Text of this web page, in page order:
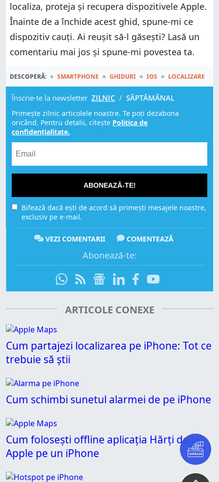
localiza, proteja și recupera dispozitivele Apple.
Înainte de a închide acest ghid, spune-mi ce
dispozitiv cauți. Ai reușit să-l găsești? Lasă un
comentariu mai jos și spune-mi povestea ta.
DESCOPERĂ: SMARTPHONE GHIDURI IOS LOCALIZARE
Înscrie-te la newsletter ZILNIC / SĂPTĂMÂNAL
Primește zilnic articolele noastre. Te poți dezabona
oricând. Pentru detalii, citește Politica de
confidențialitate.
ABONEAZĂ-TE!
Bifează dacă ești de acord să primești mesajele noastre,
exclusiv pe e-mail.
VEZI COMENTARII COMENTEAZĂ
Abonează-te:
ARTICOLE CONEXE
Cum partajezi localizarea pe iPhone: Tot ce
trebuie să știi
Cum schimbi sunetul alarmei de pe iPhone
Cum folosești offline aplicația Hărți de la
Apple pe un iPhone